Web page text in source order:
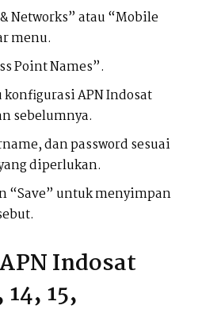
Networks” atau “Mobile
menu.
Point Names”.
konfigurasi APN Indosat
sebelumnya.
dan password sesuai
diperlukan.
“Save” untuk menyimpan
Indosat
14, 15,